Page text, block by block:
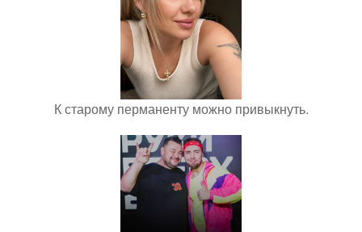
К старому перманенту можно привыкнуть.